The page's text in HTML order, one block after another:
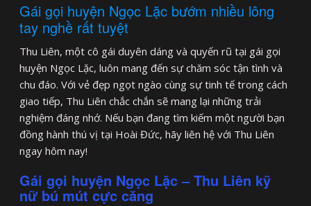
Gái gọi huyện Ngọc Lặc bướm nhiều lông
tay nghề rất tuyệt
Thu Liên, một cô gái duyên dáng và quyến rũ tại gái gọi
huyện Ngọc Lặc, luôn mang đến sự chăm sóc tận tình và
chu đáo. Với vẻ đẹp ngọt ngào cùng sự tinh tế trong cách
giao tiếp, Thu Liên chắc chắn sẽ mang lại những trải
nghiệm đáng nhớ. Nếu bạn đang tìm kiếm một người bạn
đồng hành thú vị tại Hoài Đức, hãy liên hệ với Thu Liên
ngay hôm nay!
Gái gọi huyện Ngọc Lặc – Thu Liên kỹ
nữ bú mút cực căng